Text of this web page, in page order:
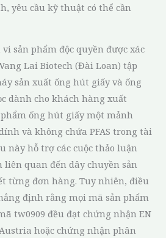
yêu cầu kỹ thuật có thể cần
sản phẩm độc quyền được xác
Lai Biotech (Đài Loan) tập
sản xuất ống hút giấy và ống
dành cho khách hàng xuất
ống hút giấy một mảnh
và không chứa PFAS trong tài
này hỗ trợ các cuộc thảo luận
quan đến dây chuyền sản
từng đơn hàng. Tuy nhiên, điều
định rằng mọi mã sản phẩm
tw0909 đều đạt chứng nhận EN
Austria hoặc chứng nhận phân